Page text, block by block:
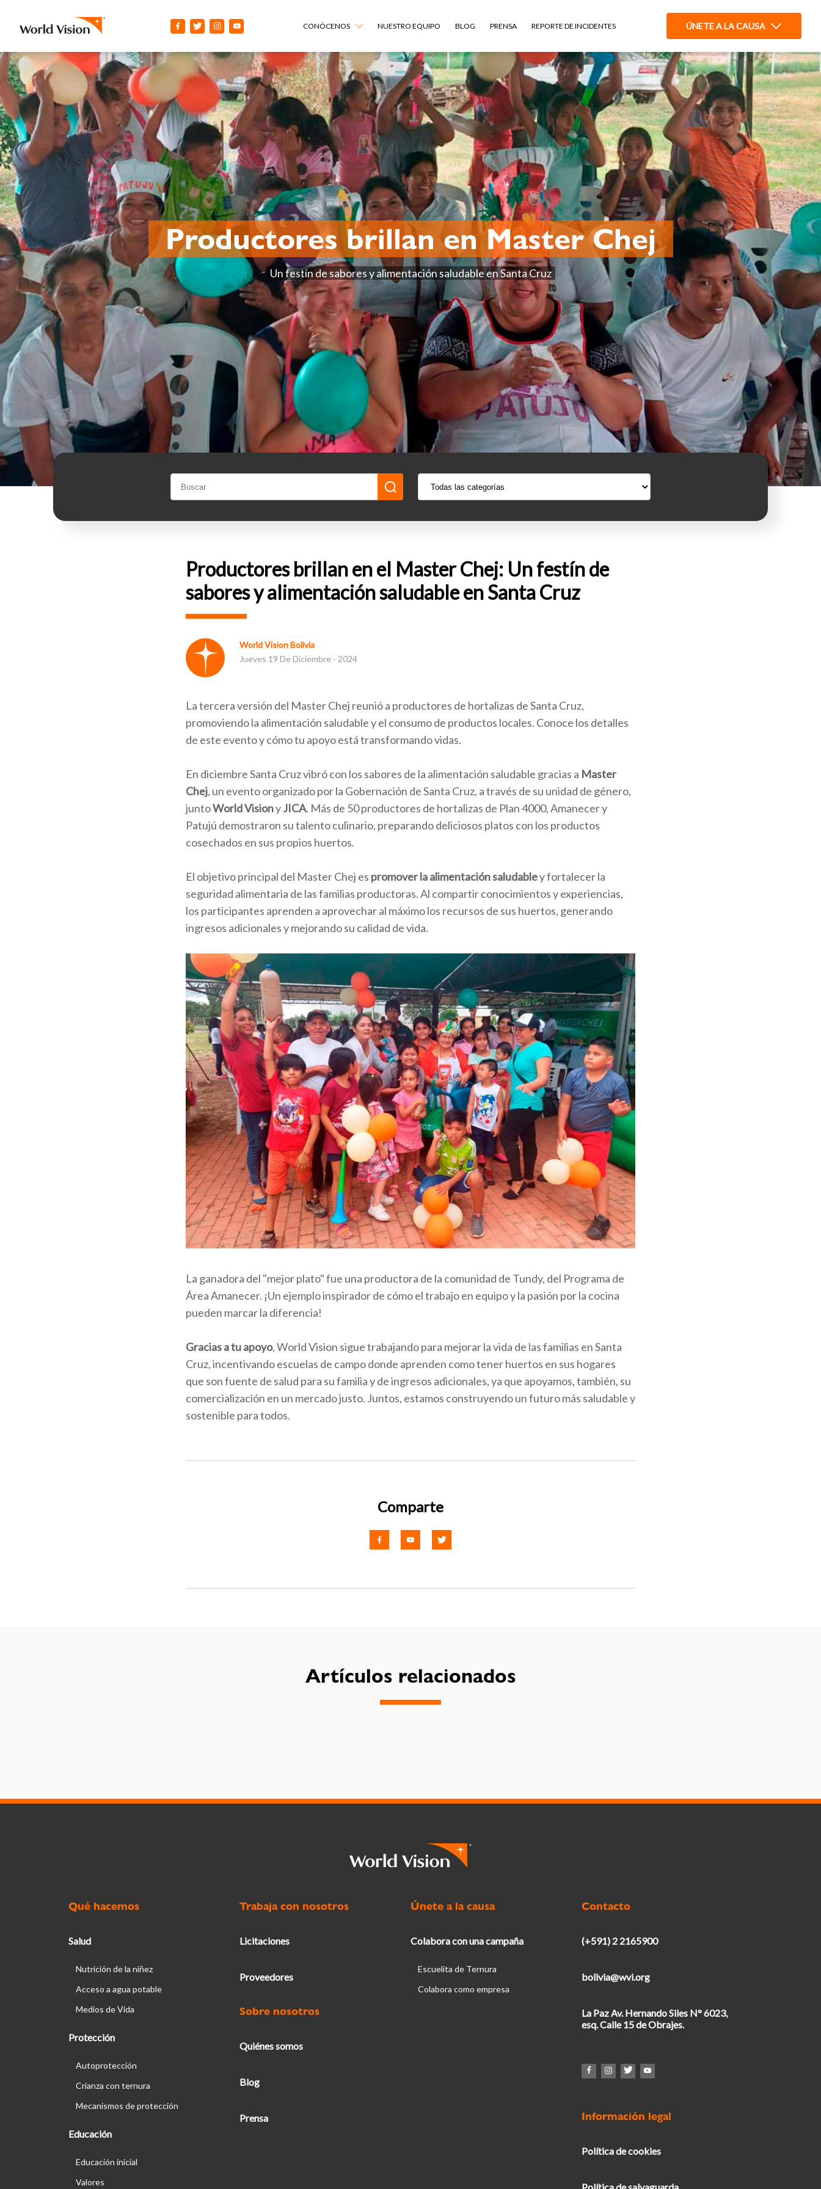
CONÓCENOS NUESTRO EQUIPO BLOG PRENSA REPORTE DE INCIDENTES ÚNETE A LA CAUSA
Productores brillan en Master Chej
Un festín de sabores y alimentación saludable en Santa Cruz
Productores brillan en el Master Chej: Un festín de
sabores y alimentación saludable en Santa Cruz
World Vision Bolivia
Jueves 19 De Diciembre - 2024
La tercera versión del Master Chej reunió a productores de hortalizas de Santa Cruz,
promoviendo la alimentación saludable y el consumo de productos locales. Conoce los detalles
de este evento y cómo tu apoyo está transformando vidas.
En diciembre Santa Cruz vibró con los sabores de la alimentación saludable gracias a Master
Chej, un evento organizado por la Gobernación de Santa Cruz, a través de su unidad de género,
juntoWorld VisionyJICA. Más de 50 productores de hortalizas de Plan 4000, Amanecer y
Patujú demostraron su talento culinario, preparando deliciosos platos con los productos
cosechados en sus propios huertos.
El objetivo principal del Master Chej es promover la alimentación saludabley fortalecer la
seguridad alimentaria de las familias productoras. Al compartir conocimientos y experiencias,
los participantes aprenden a aprovechar al máximo los recursos de sus huertos, generando
ingresos adicionales y mejorando su calidad de vida.
La ganadora del "mejor plato" fue una productora de la comunidad de Tundy, del Programa de
Área Amanecer. ¡Un ejemplo inspirador de cómo el trabajo en equipo y la pasión por la cocina
pueden marcar la diferencia!
Gracias a tu apoyo, World Vision sigue trabajando para mejorar la vida de las familias en Santa
Cruz, incentivando escuelas de campo donde aprenden como tener huertos en sus hogares
que son fuente de salud para su familia y de ingresos adicionales, ya que apoyamos, también, su
comercialización en un mercado justo. Juntos, estamos construyendo un futuro más saludable y
sostenible para todos.
Comparte
Artículos relacionados
Qué hacemos
Salud
Nutrición de la niñez
Acceso a agua potable
Medios de Vida
Protección
Autoprotección
Crianza con ternura
Mecanismos de protección
Educación
Educación inicial
Valores
Trabaja con nosotros
Licitaciones
Proveedores
Sobre nosotros
Quiénes somos
Blog
Prensa
Únete a la causa
Colabora con una campaña
Escuelita de Ternura
Colabora como empresa
Contacto
(+591) 2 2165900
bolivia@wvi.org
La Paz Av. Hernando Siles N° 6023,
esq. Calle 15 de Obrajes.
Información legal
Política de cookies